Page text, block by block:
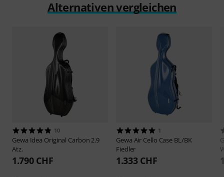
Alternativen vergleichen
10
Gewa Idea Original Carbon 2.9
Atz.
1.790 CHF
1
Gewa Air Cello Case BL/BK
Fiedler
1.333 CHF